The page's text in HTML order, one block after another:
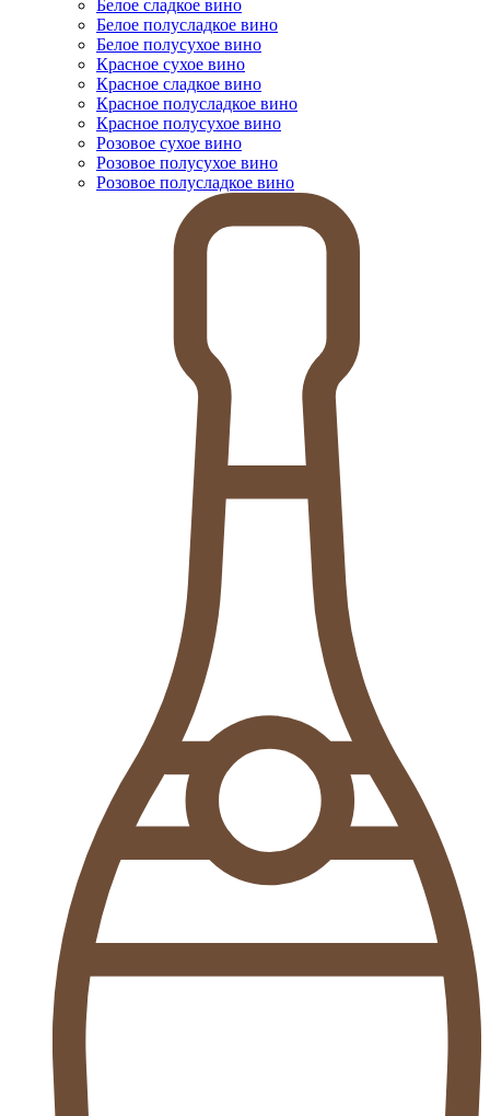
Белое сладкое вино
Белое полусладкое вино
Белое полусухое вино
Красное сухое вино
Красное сладкое вино
Красное полусладкое вино
Красное полусухое вино
Розовое сухое вино
Розовое полусухое вино
Розовое полусладкое вино